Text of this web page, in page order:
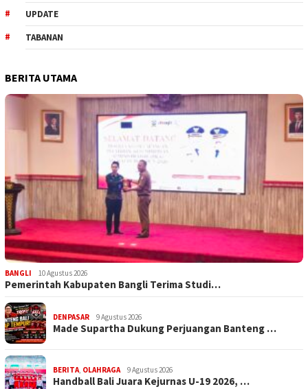
UPDATE
TABANAN
BERITA UTAMA
BANGLI 10 Agustus 2026
Pemerintah Kabupaten Bangli Terima Studi…
DENPASAR 9 Agustus 2026
Made Supartha Dukung Perjuangan Banteng …
BERITA, OLAHRAGA 9 Agustus 2026
Handball Bali Juara Kejurnas U-19 2026, …